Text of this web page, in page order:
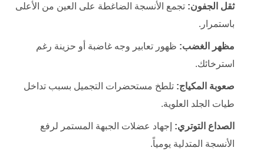
ثقل الجفون: تجمع الأنسجة الضاغطة على العين من الأعلى
باستمرار.
مظهر الغضب: ظهور تعابير وجه غاضبة أو حزينة رغم
استرخائك.
صعوبة المكياج: تلطخ مستحضرات التجميل بسبب تداخل
طيات الجلد العلوية.
الصداع التوتري: إجهاد عضلات الجبهة المستمر لرفع
الأنسجة المتدلية يومياً.